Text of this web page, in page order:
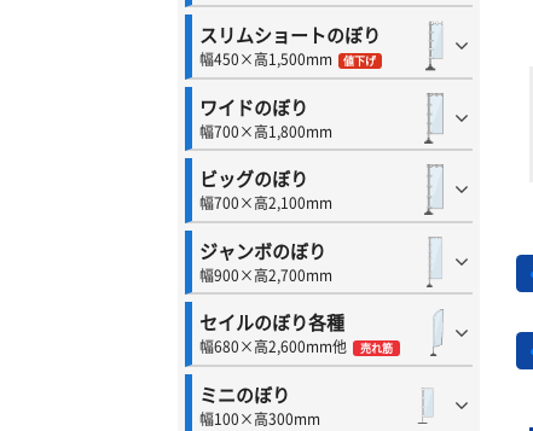
スリムショートのぼり
幅450×高1,500mm 値下げ
ワイドのぼり
幅700×高1,800mm
ビッグのぼり
幅700×高2,100mm
ジャンボのぼり
幅900×高2,700mm
セイルのぼり各種
幅680×高2,600mm他 売れ筋
ミニのぼり
幅100×高300mm